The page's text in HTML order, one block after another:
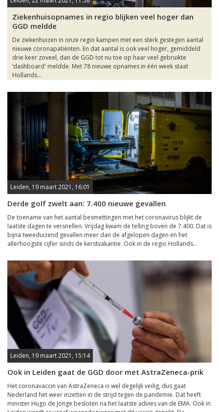
Ziekenhuisopnames in regio blijken veel hoger dan
GGD meldde
De ziekenhuizen in onze regio kampen met een sterk gestegen aantal
nieuwe coronapatiënten. En dat aantal is ook veel hoger, gemiddeld
drie keer zoveel, dan de GGD tot nu toe op haar veel gebruikte
‘dashboard' meldde. Met 78 nieuwe opnames in één week staat
Hollands...
Leiden, 19 maart 2021, 16:01
Derde golf zwelt aan: 7.400 nieuwe gevallen
De toename van het aantal besmettingen met het coronavirus blijkt de
laatste dagen te versnellen. Vrijdag kwam de telling boven de 7.400. Dat is
bijna tweeduizend gevallen meer dan de afgelopen dagen en het
allerhoogste cijfer sinds de kerstvakantie. Ook in de regio Hollands...
Leiden, 19 maart 2021, 15:14
Ook in Leiden gaat de GGD door met AstraZeneca-prik
Het coronavaccin van AstraZeneca is wel degelijk veilig, dus gaat
Nederland het weer inzetten in de strijd tegen de pandemie. Dat heeft
minister Hugo de Jonge besloten na het laatste advies van de EMA. Ook in